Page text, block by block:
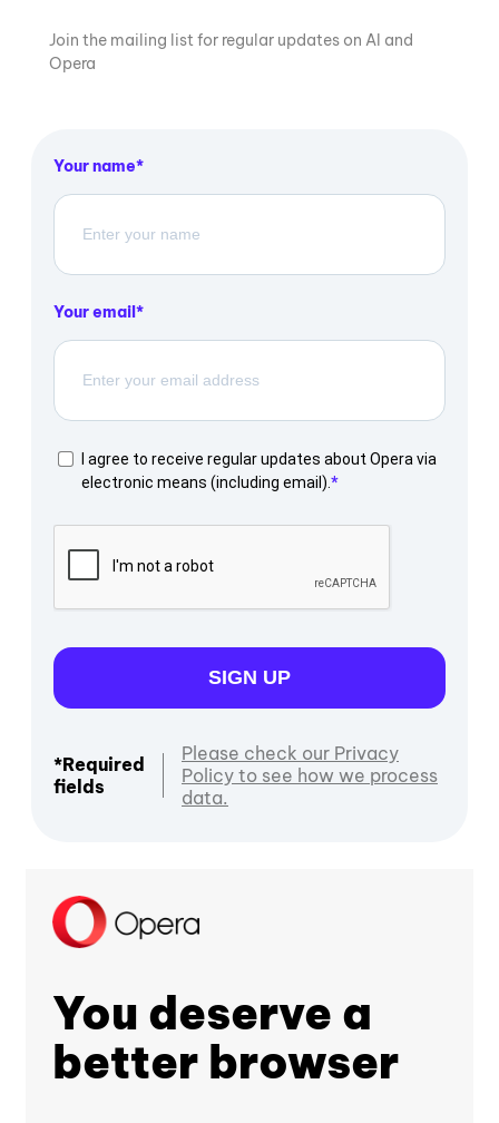
Join the mailing list for regular updates on AI and
Opera
Your name
Your email
I agree to receive regular updates about Opera via
electronic means (including email).
SIGN UP
*Required
fields
Please check our Privacy
Policy to see how we process
data.
You deserve a
better browser